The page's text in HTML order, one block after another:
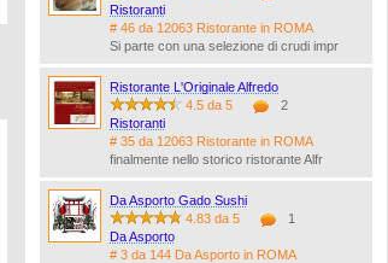
Ristoranti
# 46 da 12063 Ristorante in ROMA
Si parte con una selezione di crudi impr
Ristorante L'Originale Alfredo
4.5 da 5
2
Ristoranti
# 35 da 12063 Ristorante in ROMA
finalmente nello storico ristorante Alfr
Da Asporto Gado Sushi
4.83 da 5
1
Da Asporto
# 3 da 144 Da Asporto in ROMA